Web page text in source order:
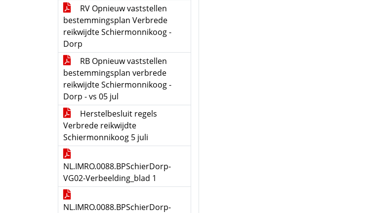
RV Opnieuw vaststellen
bestemmingsplan Verbrede
reikwijdte Schiermonnikoog -
Dorp
RB Opnieuw vaststellen
bestemmingsplan verbrede
reikwijdte Schiermonnikoog -
Dorp - vs 05 jul
Herstelbesluit regels
Verbrede reikwijdte
Schiermonnikoog 5 juli
NL.IMRO.0088.BPSchierDorp-
VG02-Verbeelding_blad 1
NL.IMRO.0088.BPSchierDorp-